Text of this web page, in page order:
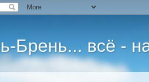
Брень... всё -